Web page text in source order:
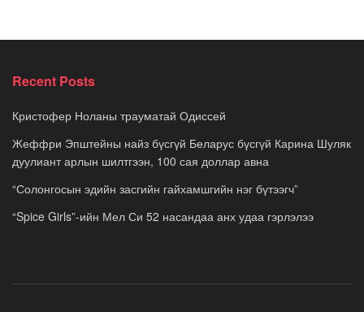
Recent Posts
Кристофер Ноланы трауматай Одиссей
Жеффри Эпштейны найз бүсгүй Беларус бүсгүй Карина Шуляк
дуулиант арлын шилтгээн, 100 сая доллар авна
“Солонгосын эдийн засгийн гайхамшгийн нэг бүтээгч”
“Spice Girls”-ийн Мел Си 52 насандаа анх удаа гэрлэлээ